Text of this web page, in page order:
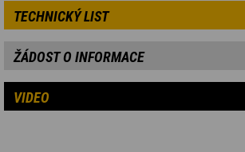
TECHNICKÝ LIST
ŽÁDOST O INFORMACE
VIDEO